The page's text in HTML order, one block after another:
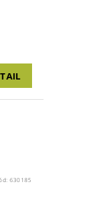
630185